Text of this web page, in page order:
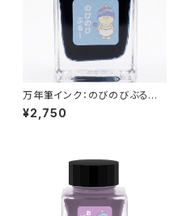
万年筆インク：のびのびぶる
ー くわいえっと
¥2,750